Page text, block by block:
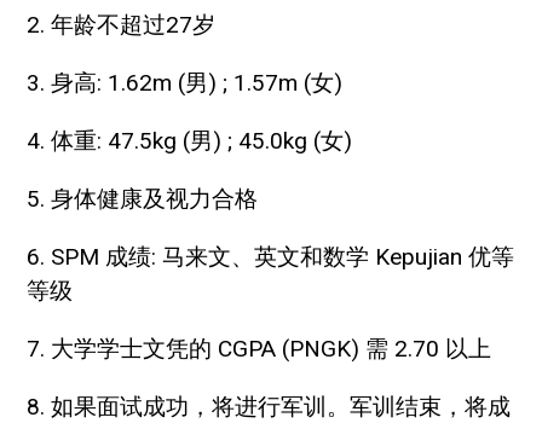
2. 年龄不超过27岁
3. 身高: 1.62m (男) ; 1.57m (女)
4. 体重: 47.5kg (男) ; 45.0kg (女)
5. 身体健康及视力合格
6. SPM 成绩: 马来文、英文和数学 Kepujian 优等
等级
7. 大学学士文凭的 CGPA (PNGK) 需 2.70 以上
8. 如果面试成功，将进行军训。军训结束，将成